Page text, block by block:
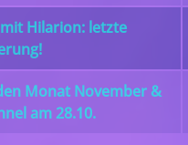
Hilarion: letzte
Monat November &
am 28.10.